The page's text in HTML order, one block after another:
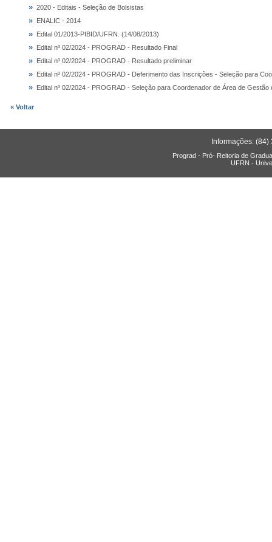
» 2020 - Editais - Seleção de Bolsistas
» ENALIC - 2014
» Edital 01/2013-PIBID/UFRN. (14/08/2013)
» Edital nº 02/2024 - PROGRAD - Resultado Final
» Edital nº 02/2024 - PROGRAD - Resultado preliminar
» Edital nº 02/2024 - PROGRAD - Deferimento das Inscrições - Seleção para
» Edital nº 02/2024 - PROGRAD - Seleção para Coordenador de Área de
« Voltar
Informações:
Prograd - Pró- Reitoria de
UFRN -